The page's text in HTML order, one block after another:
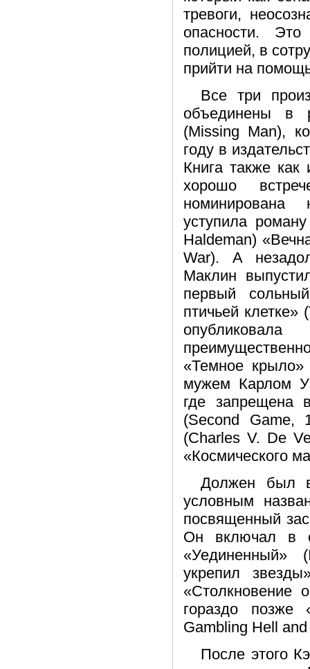
тревоги,
опасности. Это
полицией, в
прийти на
Все три
объединены в
(Missing Man),
году в
Книга также
хорошо
уступила
Haldeman)
War). А
Маклин
первый
птичьей
«Темное
мужем Карлом
где запрещена
(Second Game,
(Charles V. De
«Космического
Должен был
условным
посвященный
Он включал в
«Уединенный»
укрепил
«Столкновение
гораздо позже
Gambling Hell
После этого